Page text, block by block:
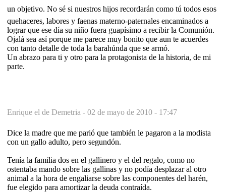
un objetivo. No sé si nuestros hijos recordarán como tú todos esos
quehaceres, labores y faenas materno-paternales encaminados a
lograr que ese día su niño fuera guapísimo a recibir la Comunión.
Ojalá sea así porque me parece muy bonito que aun te acuerdes
con tanto detalle de toda la barahúnda que se armó.
Un abrazo para ti y otro para la protagonista de la historia, de mi
parte.
Enrique el de Demetria - 02 de mayo de 2010 - 17:47
Dice la madre que me parió que también le pagaron a la modista
con un gallo adulto, pero segundón.
Tenía la familia dos en el gallinero y el del regalo, como no
ostentaba mando sobre las gallinas y no podía desplazar al otro
animal a la hora de engaliarse sobre las componentes del harén,
fue elegido para amortizar la deuda contraída.